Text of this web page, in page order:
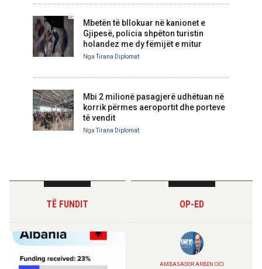
Mbetën të bllokuar në kanionet e
Gjipesë, policia shpëton turistin
holandez me dy fëmijët e mitur
NgaTirana Diplomat
Mbi 2 milionë pasagjerë udhëtuan në
korrik përmes aeroportit dhe porteve
të vendit
NgaTirana Diplomat
TË FUNDIT OP-ED
AMBASADOR ARBEN CICI